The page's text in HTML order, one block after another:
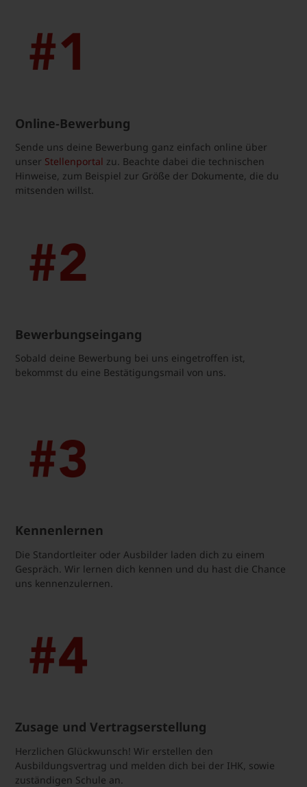
Online-Bewerbung
Sende uns deine Bewerbung ganz einfach online über
unser Stellenportal zu. Beachte dabei die technischen
Hinweise, zum Beispiel zur Größe der Dokumente, die du
mitsenden willst.
Bewerbungseingang
Sobald deine Bewerbung bei uns eingetroffen ist,
bekommst du eine Bestätigungsmail von uns.
Kennenlernen
Die Standortleiter oder Ausbilder laden dich zu einem
Gespräch. Wir lernen dich kennen und du hast die Chance
uns kennenzulernen.
Zusage und Vertragserstellung
Herzlichen Glückwunsch! Wir erstellen den
Ausbildungsvertrag und melden dich bei der IHK, sowie
zuständigen Schule an.